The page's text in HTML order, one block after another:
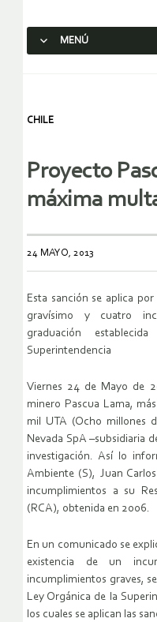
MENÚ
CHILE
Proyecto
máxima
24 MAYO, 2013
Esta sanción se aplica
gravísimo y cuatro
graduación
Superintendencia
Viernes 24 de Mayo de
minero Pascua Lama,
mil UTA (Ocho millones
Nevada SpA –subsidiaria
investigación. Así lo
Ambiente (S), Juan
incumplimientos a su
(RCA), obtenida en 2006.
En un comunicado se
existencia de un
incumplimientos graves,
Ley Orgánica de la
los cuales se aplican las